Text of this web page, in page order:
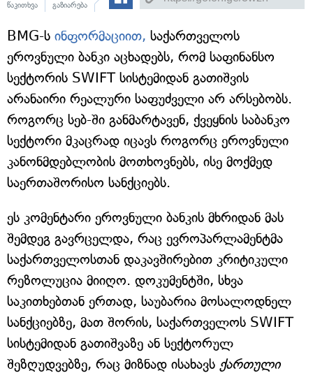
წაკითხვა გაზიარება
BMG-ს ინფორმაციით, საქართველოს
ეროვნული ბანკი აცხადებს, რომ საფინანსო
სექტორის SWIFT სისტემიდან გათიშვის
არანაირი რეალური საფუძველი არ არსებობს.
როგორც სებ-ში განმარტავენ, ქვეყნის საბანკო
სექტორი მკაცრად იცავს როგორც ეროვნული
კანონმდებლობის მოთხოვნებს, ისე მოქმედ
საერთაშორისო სანქციებს.
ეს კომენტარი ეროვნული ბანკის მხრიდან მას
შემდეგ გავრცელდა, რაც ევროპარლამენტმა
საქართველოსთან დაკავშირებით კრიტიკული
რეზოლუცია მიიღო. დოკუმენტში, სხვა
საკითხებთან ერთად, საუბარია მოსალოდნელ
სანქციებზე, მათ შორის, საქართველოს SWIFT
სისტემიდან გათიშვაზე ან სექტორულ
შეზღუდვებზე, რაც მიზნად ისახავს ქართული